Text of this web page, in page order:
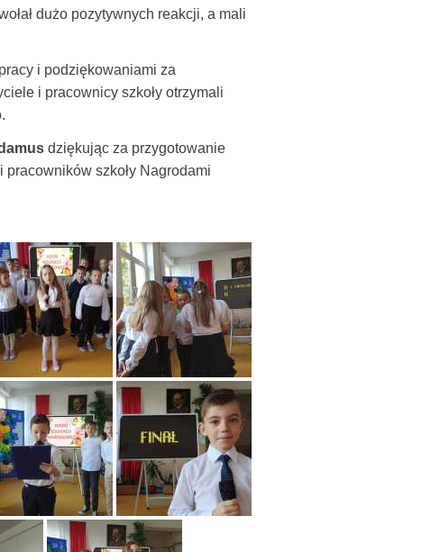
dużo pozytywnych reakcji, a mali
i podziękowaniami za
i pracownicy szkoły otrzymali
dziękując za przygotowanie
szkoły Nagrodami